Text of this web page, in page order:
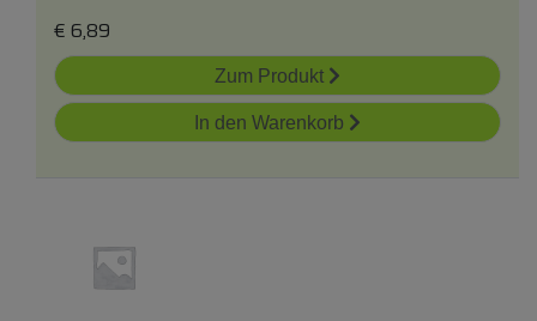
€ 6,89
Zum Produkt
In den Warenkorb